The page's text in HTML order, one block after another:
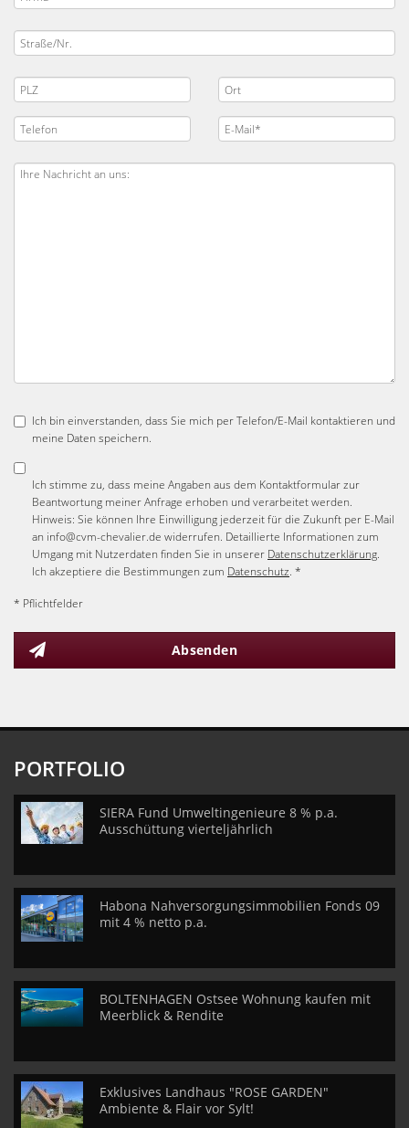
Ich bin einverstanden, dass Sie mich per Telefon/E-Mail kontaktieren und
meine Daten speichern.
Ich stimme zu, dass meine Angaben aus dem Kontaktformular zur
Beantwortung meiner Anfrage erhoben und verarbeitet werden.
Hinweis: Sie können Ihre Einwilligung jederzeit für die Zukunft per E-Mail
an info@cvm-chevalier.de widerrufen. Detaillierte Informationen zum
Umgang mit Nutzerdaten finden Sie in unserer Datenschutzerklärung.
Ich akzeptiere die Bestimmungen zum Datenschutz. *
* Pflichtfelder
Absenden
PORTFOLIO
SIERA Fund Umweltingenieure 8 % p.a.
Ausschüttung vierteljährlich
Habona Nahversorgungsimmobilien Fonds 09
mit 4 % netto p.a.
BOLTENHAGEN Ostsee Wohnung kaufen mit
Meerblick & Rendite
Exklusives Landhaus "ROSE GARDEN"
Ambiente & Flair vor Sylt!